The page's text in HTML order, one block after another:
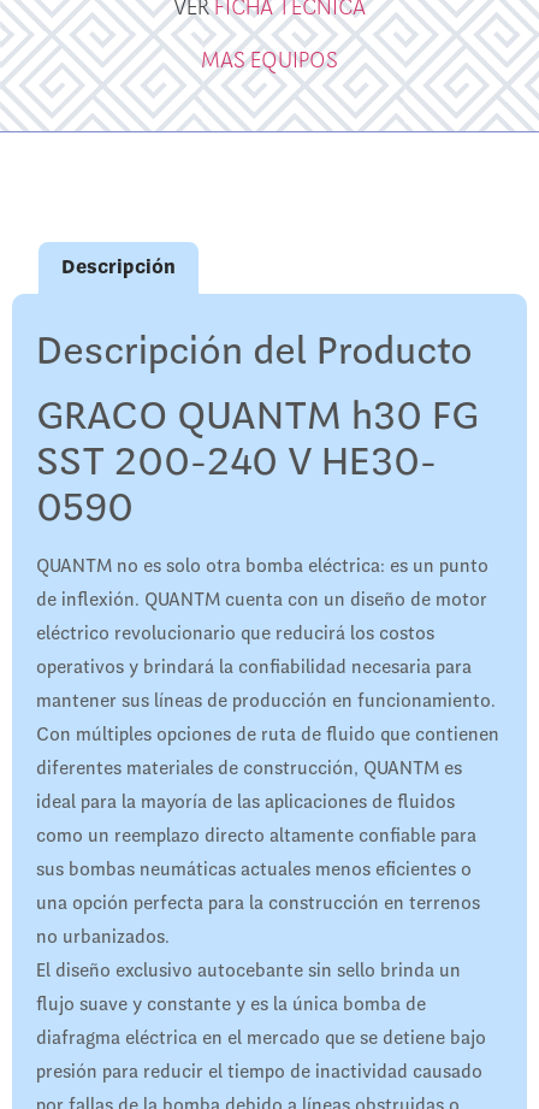
VERFICHA TECNICA
MAS EQUIPOS
Descripción
Descripción del Producto
GRACO QUANTM h30 FG
SST 200-240 V HE30-
0590
QUANTM no es solo otra bomba eléctrica: es un punto
de inflexión. QUANTM cuenta con un diseño de motor
eléctrico revolucionario que reducirá los costos
operativos y brindará la confiabilidad necesaria para
mantener sus líneas de producción en funcionamiento.
Con múltiples opciones de ruta de fluido que contienen
diferentes materiales de construcción, QUANTM es
ideal para la mayoría de las aplicaciones de fluidos
como un reemplazo directo altamente confiable para
sus bombas neumáticas actuales menos eficientes o
una opción perfecta para la construcción en terrenos
no urbanizados.
El diseño exclusivo autocebante sin sello brinda un
flujo suave y constante y es la única bomba de
diafragma eléctrica en el mercado que se detiene bajo
presión para reducir el tiempo de inactividad causado